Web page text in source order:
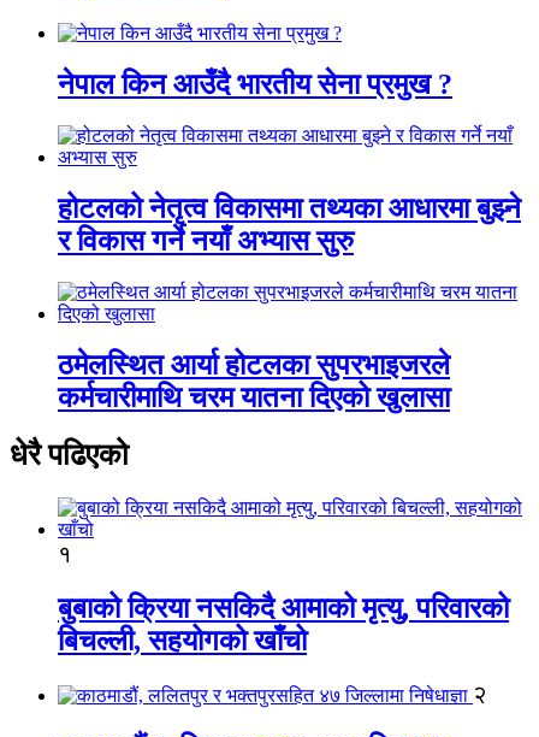
नेपाल किन आउँदै भारतीय सेना प्रमुख ?
होटलको नेतृत्व विकासमा तथ्यका आधारमा बुझ्ने
र विकास गर्ने नयाँ अभ्यास सुरु
ठमेलस्थित आर्या होटलका सुपरभाइजरले
कर्मचारीमाथि चरम यातना दिएको खुलासा
धेरै पढिएको
१
बुबाको क्रिया नसकिदै आमाको मृत्यु, परिवारको
बिचल्ली, सहयोगको खाँचो
२